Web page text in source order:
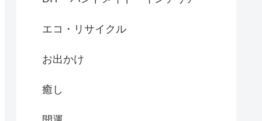
エコ・リサイクル
お出かけ
癒し